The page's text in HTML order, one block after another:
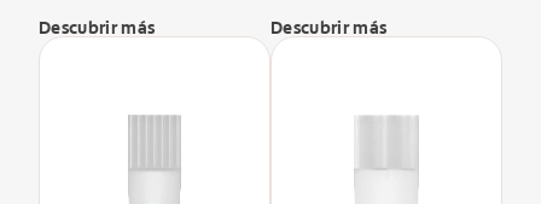
Descubrir más Descubrir más